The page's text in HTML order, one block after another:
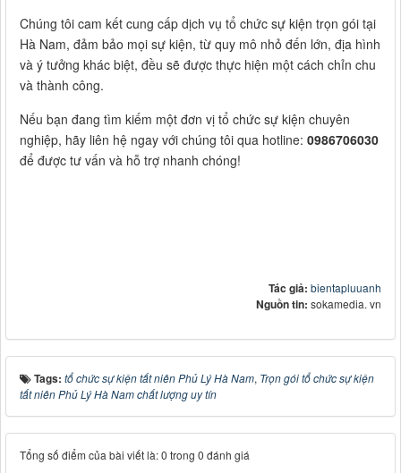
Chúng tôi cam kết cung cấp dịch vụ tổ chức sự kiện trọn gói tại
Hà Nam, đảm bảo mọi sự kiện, từ quy mô nhỏ đến lớn, địa hình
và ý tưởng khác biệt, đều sẽ được thực hiện một cách chỉn chu
và thành công.
Nếu bạn đang tìm kiếm một đơn vị tổ chức sự kiện chuyên
nghiệp, hãy liên hệ ngay với chúng tôi qua hotline: 0986706030
để được tư vấn và hỗ trợ nhanh chóng!
Tác giả: bientapluuanh
Nguồn tin: sokamedia. vn
Tags: tổ chức sự kiện tất niên Phủ Lý Hà Nam, Trọn gói tổ chức sự kiện
tất niên Phủ Lý Hà Nam chất lượng uy tín
Tổng số điểm của bài viết là: 0 trong 0 đánh giá